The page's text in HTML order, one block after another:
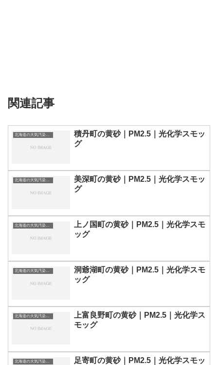
関連記事
北海道の大気汚染・PM2.5・黄砂・エアロゾルの数値
積丹町の黄砂｜PM2.5｜光化学スモッ
グ
北海道の大気汚染・PM2.5・黄砂・エアロゾルの数値
美深町の黄砂｜PM2.5｜光化学スモッ
グ
北海道の大気汚染・PM2.5・黄砂・エアロゾルの数値
上ノ国町の黄砂｜PM2.5｜光化学スモ
ッグ
北海道の大気汚染・PM2.5・黄砂・エアロゾルの数値
洞爺湖町の黄砂｜PM2.5｜光化学スモ
ッグ
北海道の大気汚染・PM2.5・黄砂・エアロゾルの数値
上富良野町の黄砂｜PM2.5｜光化学ス
モッグ
北海道の大気汚染・PM2.5・黄砂・エアロゾルの数値
足寄町の黄砂｜PM2.5｜光化学スモッ